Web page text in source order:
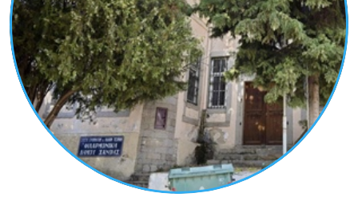
Η εκκλησία αυτή εγκαινιάστηκε το 1861 και
αποτελεί την μοναδική στην Ελλάδα που είναι
αφιερωμένη στον Ακάθιστο ύμνο. Στο τέλος
της διαδρομής στο Αχριάν Τζαμί θα έχει μια
υπέροχη θέα προς το ποτάμι της Ξάνθης, τον
Κόσυνθο, και τη συνοικία του Σαμακώβ, στην
αντίπερα όχθη του ποταμού.